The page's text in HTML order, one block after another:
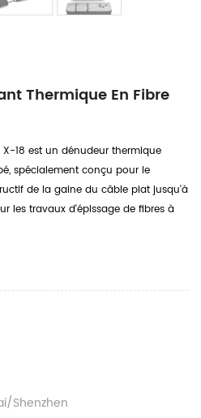
Thermique En Fibre
18 est un dénudeur thermique
spécialement conçu pour le
de la gaine du câble plat jusqu'à
les travaux d'épissage de fibres à
Shenzhen